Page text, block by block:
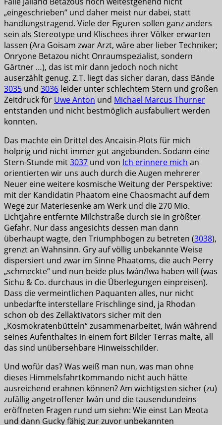
„eingeschrieben“ und daher meist nur dabei, statt
handlungstragend. Viele der Figuren sollen ganz anders
sein als Stereotype und Klischees ihrer Völker erwarten
lassen (Ara Goisam zwar Arzt, wäre aber lieber Techniker;
Onryone Betazou nicht Onraumspezialist, sondern
Gärtner …), das ist mir dann jedoch noch nicht
auserzählt genug. Z.T. liegt das sicher daran, dass Bände
3035 und 3036 leider unter schlechtem Stern und großen
Zeitdruck für Uwe Anton und Michael Marcus Thurner
entstanden und nicht bestmöglich ausfabuliert werden
konnten.
Das machte ein Drittel des Ancaisin-Plots für mich
holprig und nicht immer gut angebunden. Sodann eine
Stern-Stunde mit3037 und von Ich erinnere mich an
orientierten wir uns auch durch die Augen mehrerer
Neuer eine weitere kosmische Weitung der Perspektive:
mit der Kandidatin Phaatom eine Chaosmacht auf dem
Wege zur Materiesenke am Werk und die 270 Mio.
Lichtjahre entfernte Milchstraße durch sie in größter
Gefahr. Nur dass angesichts dessen man dann
überhaupt wagte, den Triumphbogen zu betreten (3038),
grenzt an Wahnsinn. Gry auf völlig unbekannte Weise
dispersiert und zwar im Sinne Phaatoms, die auch Perry
„schmeckte“ und nun beide plus Iwán/Iwa haben will (was
Sichu & Co. durchaus in die Überlegungen einpreisen).
Dass die vermeintlichen Paquanten alles, nur nicht
unbedarfte interstellare Frischlinge sind, ja Rhodan
schon ob des Zellaktivators sicher mit den
„Kosmokratenbütteln“ zusammenarbeitet, Iwán während
seines Aufenthaltes in einem fort Bilder Terras malte, all
das sind unübersehbare Hinweisschilder.
Und wofür das? Was weiß man nun, was man ohne
dieses Himmelsfahrtkommando nicht auch hätte
ausreichend erahnen können? Am wichtigsten sicher (zu)
zufällig angetroffener Iwán und die tausendundeins
eröffneten Fragen rund um siehn: Wie einst Lan Meota
und dann Gucky fähig zur zuvor unbekannten